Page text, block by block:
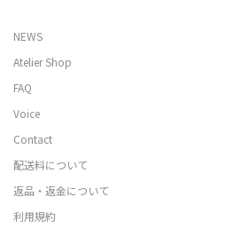
NEWS
Atelier Shop
FAQ
Voice
Contact
配送料について
返品・返金について
利用規約